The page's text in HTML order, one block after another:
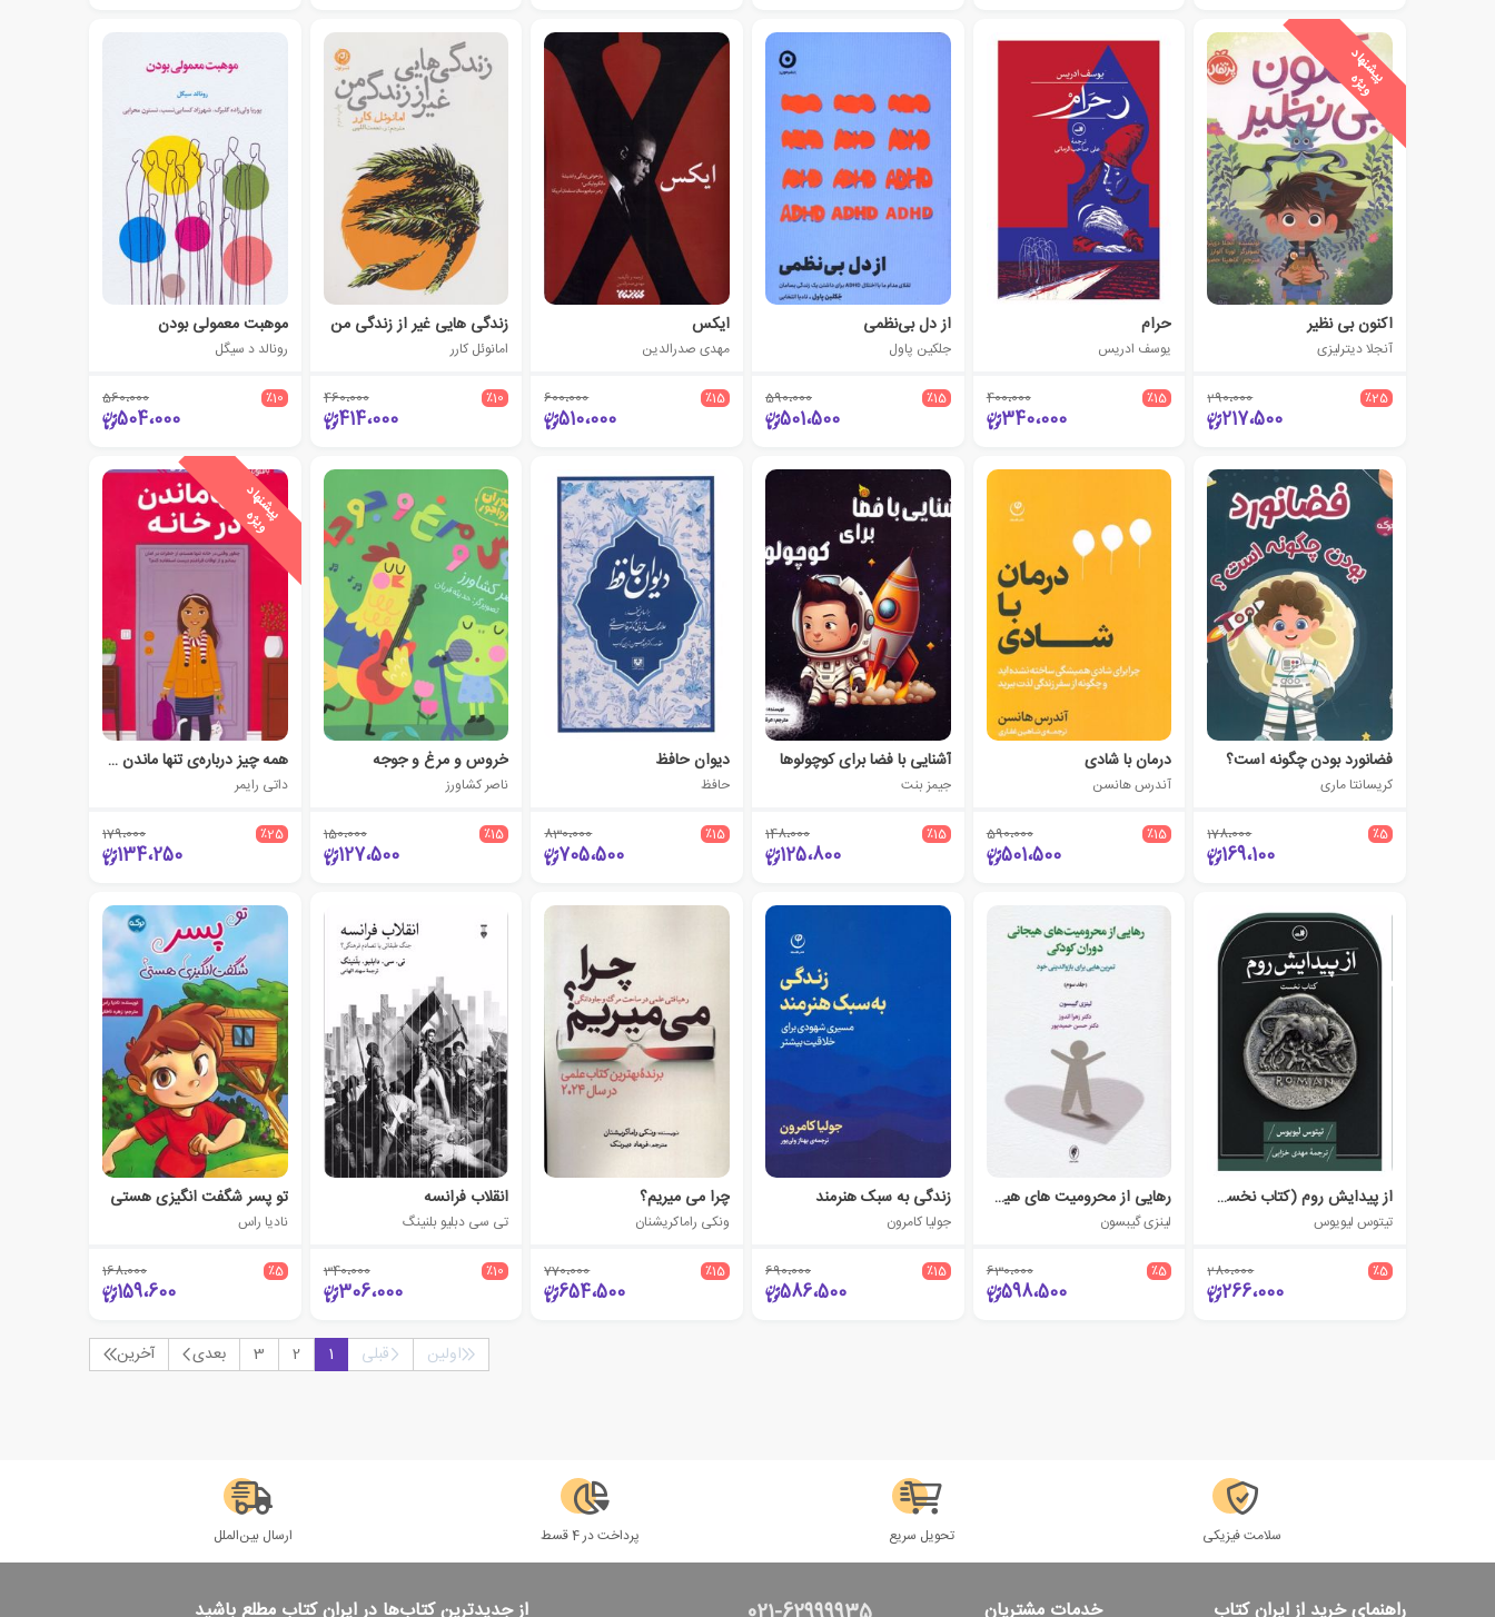
پ
ی
ش
ن
ه
ا
د
و
ی
ژ
ه
اکنون بی نظیر
آنجلا دیترلیزی
٪25 290،000
217،500
حرام‏‫
یوسف ادریس
٪15 400،000
340،000
از دل بی‌نظمی
جلکین پاول
٪15 590،000
501،500
ایکس
مهدی صدرالدین
٪15 600،000
510،000
زندگی هایی غیر از زندگی من
امانوئل کارر
٪10 460،000
414،000
موهبت معمولی بودن
رونالد د سیگل
٪10 560،000
504،000
فضانورد بودن چگونه است؟
کریسانتا ماری
٪5 178،000
169،100
درمان با شادی
آندرس هانسن
٪15 590،000
501،500
آشنایی با فضا برای کوچولوها
جیمز بنت
٪15 148،000
125،800
دیوان حافظ
حافظ
٪15 830،000
705،500
خروس و مرغ و جوجه
ناصر کشاورز
٪15 150،000
127،500
پ
ی
ش
ن
ه
ا
د
و
ی
ژ
ه
همه چیز درباره‌ی تنها ماندن در خانه
داتی رایمر
٪25 179،000
134،250
از پیدایش روم (کتاب نخست)
تیتوس لیویوس
٪5 280،000
266،000
رهایی از محرومیت های هیجانی دوران کودکی (جلد سوم)
لینزی گیبسون
٪5 630،000
598،500
زندگی به سبک هنرمند
جولیا کامرون
٪15 690،000
586،500
چرا می میریم؟
ونکی راماکریشنان
٪15 770،000
654،500
انقلاب فرانسه
تی سی دبلیو بلنینگ
٪10 340،000
306،000
تو پسر شگفت انگیزی هستی
نادیا راس
٪5 168،000
159،600
اولین قبلی 1
2
3 بعدی آخرین
سلامت فیزیکی تحویل سریع پرداخت در 4 قسط ارسال بین‌الملل
راهنمای خرید از ایران کتاب خدمات مشتریان از جدیدترین کتاب‌ها در ایران کتاب مطلع باشید